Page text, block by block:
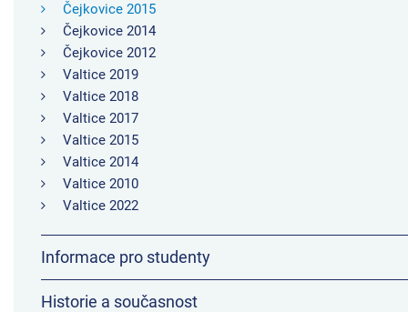
Čejkovice 2015
Čejkovice 2014
Čejkovice 2012
Valtice 2019
Valtice 2018
Valtice 2017
Valtice 2015
Valtice 2014
Valtice 2010
Valtice 2022
Informace pro studenty
Historie a současnost